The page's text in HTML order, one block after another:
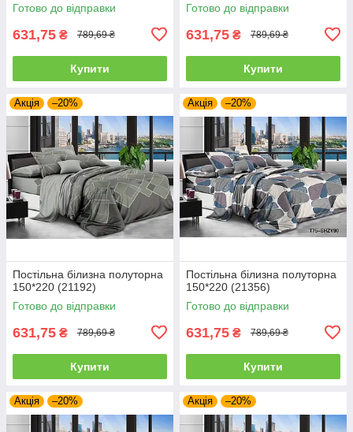
Готово до відправки
631,75 ₴ 789,69 ₴
Купити
Готово до відправки
631,75 ₴ 789,69 ₴
Купити
Акція –20%
Постільна білизна полуторна
150*220 (21192)
Готово до відправки
631,75 ₴ 789,69 ₴
Купити
Акція –20%
Постільна білизна полуторна
150*220 (21356)
Готово до відправки
631,75 ₴ 789,69 ₴
Купити
Акція –20% Акція –20%